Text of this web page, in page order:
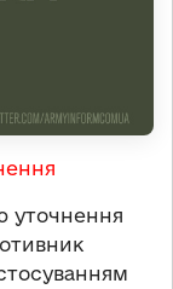
уточнення